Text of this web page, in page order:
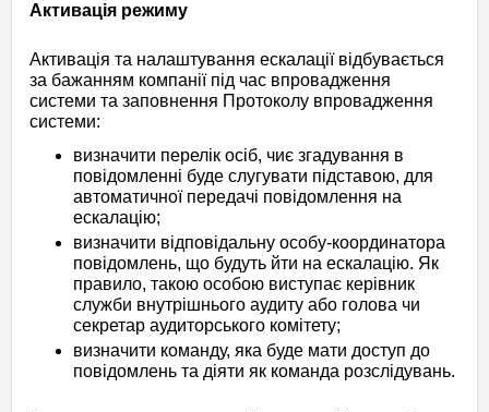
Активація режиму
Активація та налаштування ескалації відбувається
за бажанням компанії під час впровадження
системи та заповнення Протоколу впровадження
системи:
визначити перелік осіб, чиє згадування в
повідомленні буде слугувати підставою, для
автоматичної передачі повідомлення на
ескалацію;
визначити відповідальну особу-координатора
повідомлень, що будуть йти на ескалацію. Як
правило, такою особою виступає керівник
служби внутрішнього аудиту або голова чи
секретар аудиторського комітету;
визначити команду, яка буде мати доступ до
повідомлень та діяти як команда розслідувань.